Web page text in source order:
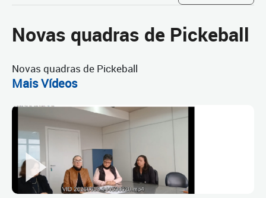
Novas quadras de Pickeball
Novas quadras de Pickeball
Mais Vídeos